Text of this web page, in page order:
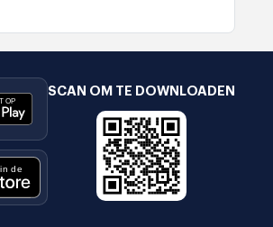
SCAN OM TE DOWNLOADEN